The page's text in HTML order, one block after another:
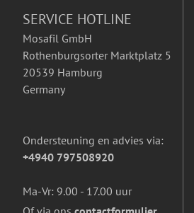
SERVICE HOTLINE
Mosafil GmbH
Rothenburgsorter Marktplatz 5
20539 Hamburg
Germany
Ondersteuning en advies via:
+4940 797508920
Ma-Vr: 9.00 - 17.00 uur